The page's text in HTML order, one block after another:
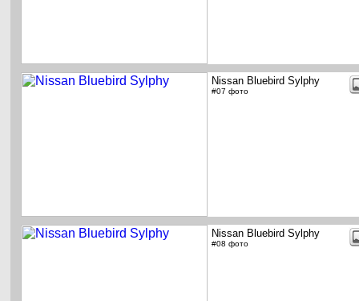
Nissan Bluebird Sylphy
#07 фото
Nissan Bluebird Sylphy
#08 фото